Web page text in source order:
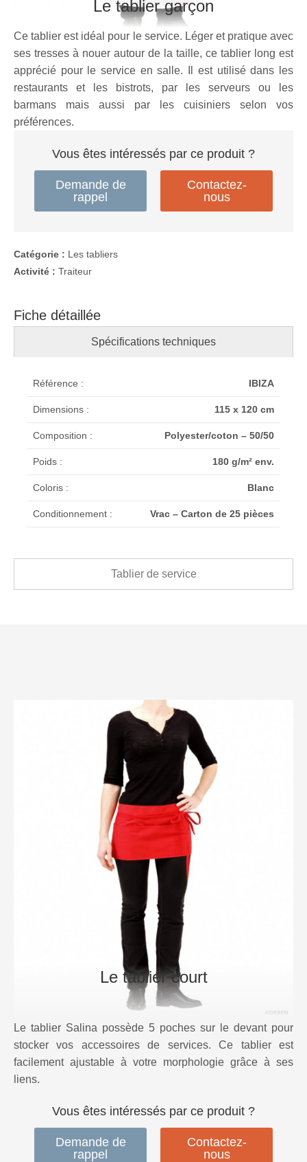
Le tablier garçon
Ce tablier est idéal pour le service. Léger et pratique avec
ses tresses à nouer autour de la taille, ce tablier long est
apprécié pour le service en salle. Il est utilisé dans les
restaurants et les bistrots, par les serveurs ou les
barmans mais aussi par les cuisiniers selon vos
préférences.
Vous êtes intéressés par ce produit ?
Demande de
rappel
Contactez-
nous
Catégorie : Les tabliers
Activité : Traiteur
Fiche détaillée
Spécifications techniques
Tablier de service
Référence : IBIZA
Dimensions : 115 x 120 cm
Composition : Polyester/coton – 50/50
Poids : 180 g/m² env.
Coloris : Blanc
Conditionnement : Vrac – Carton de 25 pièces
Le tablier court
Le tablier Salina possède 5 poches sur le devant pour
stocker vos accessoires de services. Ce tablier est
facilement ajustable à votre morphologie grâce à ses
liens.
Vous êtes intéressés par ce produit ?
Demande de
rappel
Contactez-
nous